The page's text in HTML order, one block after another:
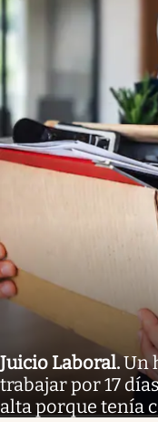
Juicio Laboral.Un
trabajar por 17
alta porque tenía